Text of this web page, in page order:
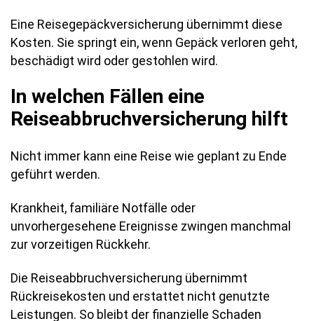
Eine Reisegepäckversicherung übernimmt diese
Kosten. Sie springt ein, wenn Gepäck verloren geht,
beschädigt wird oder gestohlen wird.
In welchen Fällen eine
Reiseabbruchversicherung hilft
Nicht immer kann eine Reise wie geplant zu Ende
geführt werden.
Krankheit, familiäre Notfälle oder
unvorhergesehene Ereignisse zwingen manchmal
zur vorzeitigen Rückkehr.
Die Reiseabbruchversicherung übernimmt
Rückreisekosten und erstattet nicht genutzte
Leistungen. So bleibt der finanzielle Schaden